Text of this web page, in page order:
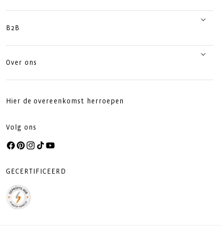
B2B
Over ons
Hier de overeenkomst herroepen
Volg ons
Facebook
Pinterest
Instagram
TikTokYouTube
GECERTIFICEERD